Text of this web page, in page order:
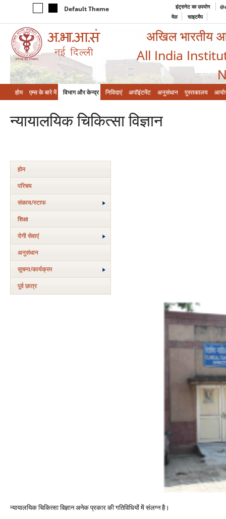
Default Theme इंट्रानेट का उपयोग
मेल
साइटमैप
अखिल भारतीय
All India
होम एम्‍स के बारे में विभाग और केन्‍द्र निविदाएं अपॉइंटमेंट अनुसंधान पुस्तकालय
न्‍यायालयिक चिकित्‍सा विज्ञान
होम
परिचय
संकाय/स्‍टाफ
शिक्षा
रोगी सेवाएं
अनुसंधान
सूचना/कार्यक्रम
पूर्व छात्र
न्‍यायालयिक चिकित्‍सा विज्ञान अनेक प्रकार की गतिविधियों में संलग्‍न है।